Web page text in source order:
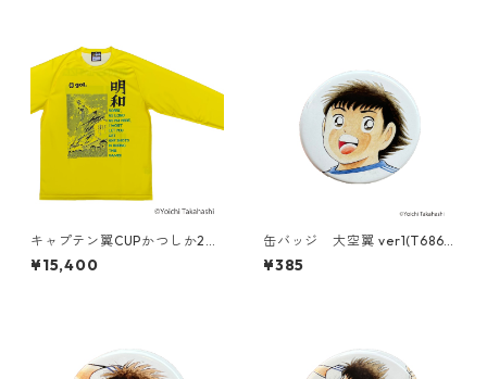
キャプテン翼CUPかつしか20
26 ＜明和FC ゴールキーパー
＞（G621-944）
¥15,400
缶バッジ 大空翼 ver1(T686-
045)
¥385